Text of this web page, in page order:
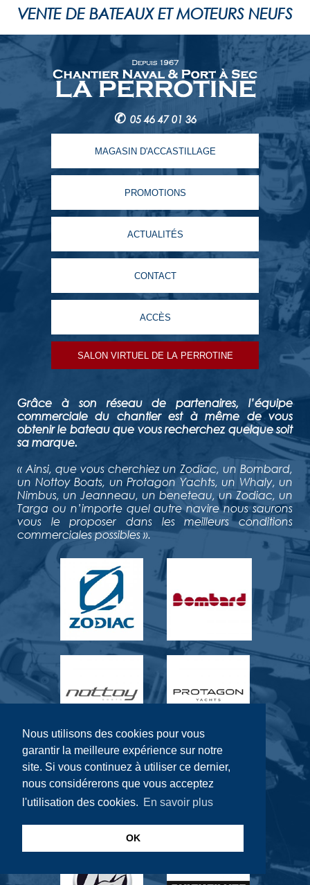
Nous utilisons des cookies pour vous
garantir la meilleure expérience sur notre
site. Si vous continuez à utiliser ce dernier,
nous considérerons que vous acceptez
l'utilisation des cookies. En savoir plus
OK
VENTE DE BATEAUX ET MOTEURS NEUFS
✆ 05 46 47 01 36
MAGASIN D'ACCASTILLAGE
PROMOTIONS
ACTUALITÉS
CONTACT
ACCÈS
SALON VIRTUEL DE LA PERROTINE
Grâce à son réseau de partenaires, l’équipe
commerciale du chantier est à même de vous
obtenir le bateau que vous recherchez quelque soit
sa marque.
« Ainsi, que vous cherchiez un Zodiac, un Bombard,
un Nottoy Boats, un Protagon Yachts, un Whaly, un
Nimbus, un Jeanneau, un beneteau, un Zodiac, un
Targa ou n’importe quel autre navire nous saurons
vous le proposer dans les meilleurs conditions
commerciales possibles ».